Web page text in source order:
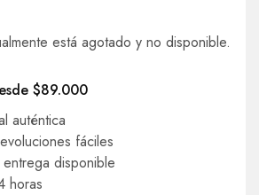
está agotado y no disponible.
$89.000
auténtica
fáciles
disponible
horas